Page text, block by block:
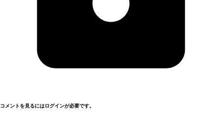
コメントを見るにはログインが必要です。